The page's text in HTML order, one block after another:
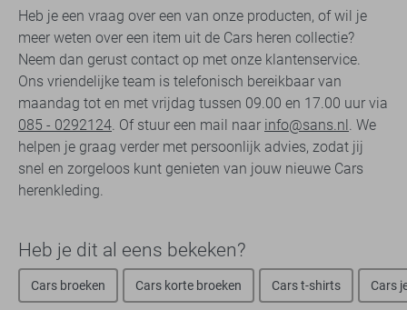
Heb je een vraag over een van onze producten, of wil je
meer weten over een item uit de Cars heren collectie?
Neem dan gerust contact op met onze klantenservice.
Ons vriendelijke team is telefonisch bereikbaar van
maandag tot en met vrijdag tussen 09.00 en 17.00 uur via
085 - 0292124. Of stuur een mail naar info@sans.nl. We
helpen je graag verder met persoonlijk advies, zodat jij
snel en zorgeloos kunt genieten van jouw nieuwe Cars
herenkleding.
Heb je dit al eens bekeken?
Cars broeken Cars korte broeken Cars t-shirts Cars